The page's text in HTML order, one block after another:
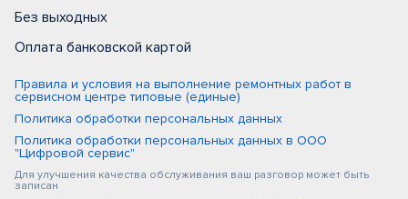
Без выходных
Оплата банковской картой
Правила и условия на выполнение ремонтных работ в
сервисном центре типовые (единые)
Политика обработки персональных данных
Политика обработки персональных данных в ООО
"Цифровой сервис"
Для улучшения качества обслуживания ваш разговор может быть
записан